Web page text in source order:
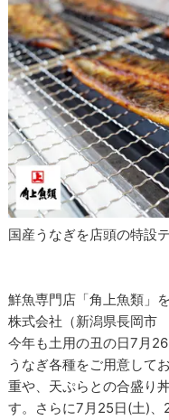
国産うなぎを店頭の特設
鮮魚専門店「角上魚類」
株式会社（新潟県長岡市
今年も土用の丑の日7月
うなぎ各種をご用意して
重や、天ぷらとの合盛り
す。さらに7月25日(土)